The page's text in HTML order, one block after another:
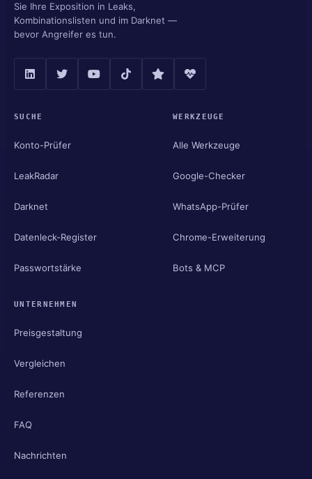
Sie Ihre Exposition in Leaks,
Kombinationslisten und im Darknet —
bevor Angreifer es tun.
SUCHE
Konto-Prüfer
LeakRadar
Darknet
Datenleck-Register
Passwortstärke
WERKZEUGE
Alle Werkzeuge
Google-Checker
WhatsApp-Prüfer
Chrome-Erweiterung
Bots & MCP
UNTERNEHMEN
Preisgestaltung
Vergleichen
Referenzen
FAQ
Nachrichten